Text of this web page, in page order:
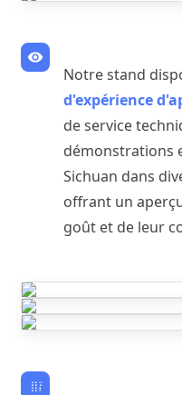
Notre stand
d'expérience
de service
démonstrations
Sichuan dans
offrant un
goût et de leur